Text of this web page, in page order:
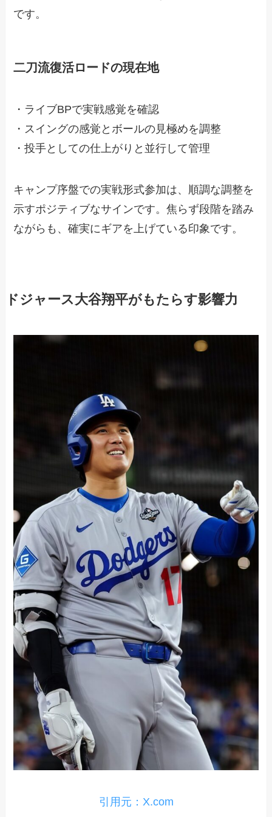
です。
二刀流復活ロードの現在地
・ライブBPで実戦感覚を確認
・スイングの感覚とボールの見極めを調整
・投手としての仕上がりと並行して管理
キャンプ序盤での実戦形式参加は、順調な調整を
示すポジティブなサインです。焦らず段階を踏み
ながらも、確実にギアを上げている印象です。
ドジャース大谷翔平がもたらす影響力
引用元：X.com